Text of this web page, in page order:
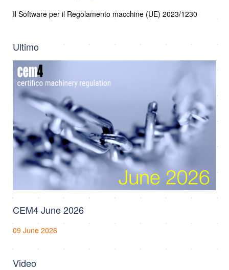
Il Software per il Regolamento macchine (UE) 2023/1230
Ultimo
CEM4 June 2026
09 June 2026
Video